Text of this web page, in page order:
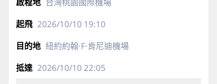
台灣桃園國際機場
2026/10/10 19:10
紐約約翰·F·肯尼迪機場
2026/10/10 22:05